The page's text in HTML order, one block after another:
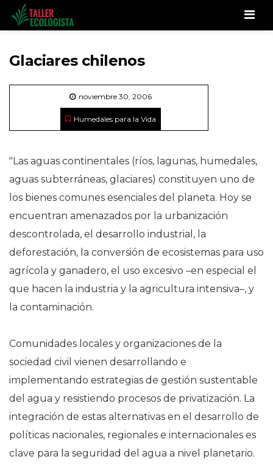
Glaciares chilenos
noviembre 30, 2006
Humedales para la Vida
"Las aguas continentales (ríos, lagunas, humedales,
aguas subterráneas, glaciares) constituyen uno de
los bienes comunes esenciales del planeta. Hoy se
encuentran amenazados por la urbanización
descontrolada, el desarrollo industrial, la
deforestación, la conversión de ecosistemas para uso
agrícola y ganadero, el uso excesivo –en especial el
que hacen la industria y la agricultura intensiva–, y
la contaminación.
Comunidades locales y organizaciones de la
sociedad civil vienen desarrollando e
implementando estrategias de gestión sustentable
del agua y resistiendo procesos de privatización. La
integración de estas alternativas en el desarrollo de
políticas nacionales, regionales e internacionales es
clave para la seguridad del agua a nivel planetario.